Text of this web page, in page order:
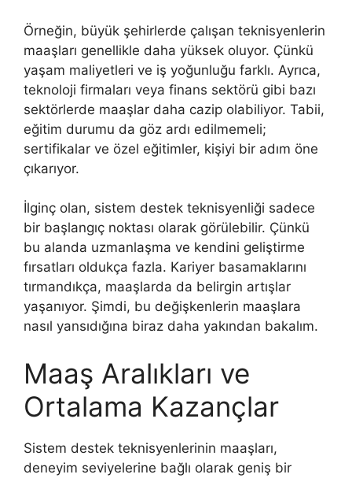
Örneğin, büyük şehirlerde çalışan teknisyenlerin
maaşları genellikle daha yüksek oluyor. Çünkü
yaşam maliyetleri ve iş yoğunluğu farklı. Ayrıca,
teknoloji firmaları veya finans sektörü gibi bazı
sektörlerde maaşlar daha cazip olabiliyor. Tabii,
eğitim durumu da göz ardı edilmemeli;
sertifikalar ve özel eğitimler, kişiyi bir adım öne
çıkarıyor.
İlginç olan, sistem destek teknisyenliği sadece
bir başlangıç noktası olarak görülebilir. Çünkü
bu alanda uzmanlaşma ve kendini geliştirme
fırsatları oldukça fazla. Kariyer basamaklarını
tırmandıkça, maaşlarda da belirgin artışlar
yaşanıyor. Şimdi, bu değişkenlerin maaşlara
nasıl yansıdığına biraz daha yakından bakalım.
Maaş Aralıkları ve
Ortalama Kazançlar
Sistem destek teknisyenlerinin maaşları,
deneyim seviyelerine bağlı olarak geniş bir